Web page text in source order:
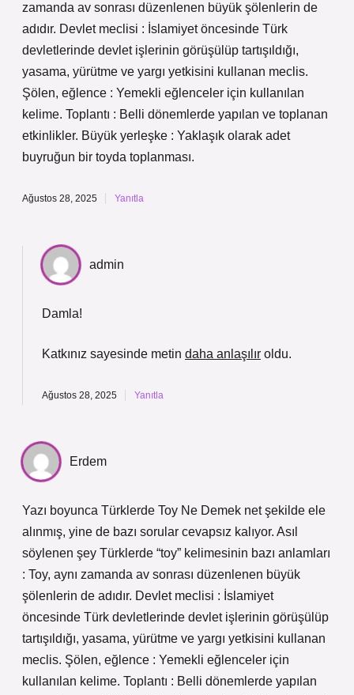
zamanda av sonrası düzenlenen büyük şölenlerin de
adıdır. Devlet meclisi : İslamiyet öncesinde Türk
devletlerinde devlet işlerinin görüşülüp tartışıldığı,
yasama, yürütme ve yargı yetkisini kullanan meclis.
Şölen, eğlence : Yemekli eğlenceler için kullanılan
kelime. Toplantı : Belli dönemlerde yapılan ve toplanan
etkinlikler. Büyük yerleşke : Yaklaşık olarak adet
buyruğun bir toyda toplanması.
Ağustos 28, 2025 Yanıtla
admin
Damla!
Katkınız sayesinde metin daha anlaşılır oldu.
Ağustos 28, 2025 Yanıtla
Erdem
Yazı boyunca Türklerde Toy Ne Demek net şekilde ele
alınmış, yine de bazı sorular cevapsız kalıyor. Asıl
söylenen şey Türklerde “toy” kelimesinin bazı anlamları
: Toy, aynı zamanda av sonrası düzenlenen büyük
şölenlerin de adıdır. Devlet meclisi : İslamiyet
öncesinde Türk devletlerinde devlet işlerinin görüşülüp
tartışıldığı, yasama, yürütme ve yargı yetkisini kullanan
meclis. Şölen, eğlence : Yemekli eğlenceler için
kullanılan kelime. Toplantı : Belli dönemlerde yapılan